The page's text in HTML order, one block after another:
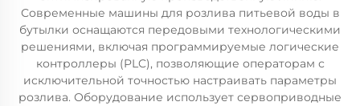
Современные машины для розлива питьевой воды в
бутылки оснащаются передовыми технологическими
решениями, включая программируемые логические
контроллеры (PLC), позволяющие операторам с
исключительной точностью настраивать параметры
розлива. Оборудование использует сервоприводные